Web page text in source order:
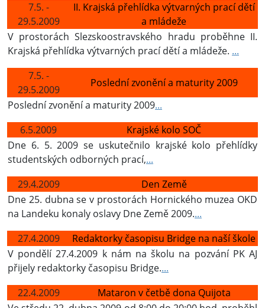
7.5. -
29.5.2009
II. Krajská přehlídka výtvarných prací dětí
a mládeže
V prostorách Slezskoostravského hradu proběhne II.
Krajská přehlídka výtvarných prací dětí a mládeže. ...
7.5. -
29.5.2009
Poslední zvonění a maturity 2009
Poslední zvonění a maturity 2009...
6.5.2009
Krajské kolo SOČ
Dne 6. 5. 2009 se uskutečnilo krajské kolo přehlídky
studentských odborných prací,...
29.4.2009
Den Země
Dne 25. dubna se v prostorách Hornického muzea OKD
na Landeku konaly oslavy Dne Země 2009....
27.4.2009
Redaktorky časopisu Bridge na naší škole
V pondělí 27.4.2009 k nám na školu na pozvání PK AJ
přijely redaktorky časopisu Bridge....
22.4.2009
Mataron v četbě dona Quijota